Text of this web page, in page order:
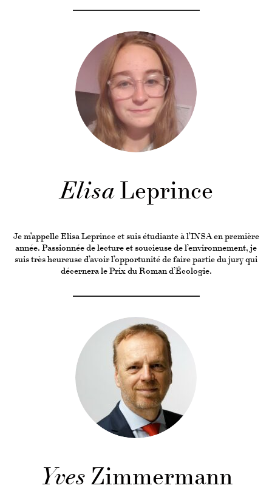
ElisaLeprince
Je m’appelle Elisa Leprince et suis étudiante à l’INSA en première
année. Passionnée de lecture et soucieuse de l’environnement, je
suis très heureuse d’avoir l’opportunité de faire partie du jury qui
décernera le Prix du Roman d’Écologie.
YvesZimmermann